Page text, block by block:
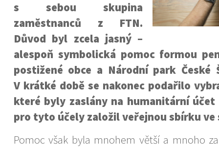
s sebou skupina
zaměstnanců z FTN.
Důvod byl zcela jasný –
alespoň symbolická pomoc formou
postižené obce a Národní park České
V krátké době se nakonec podařilo
které byly zaslány na humanitární účet
pro tyto účely založil veřejnou sbírku ve
Pomoc však byla mnohem větší a mnoho